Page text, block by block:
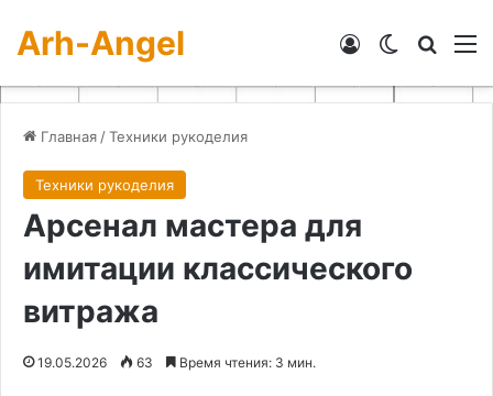
Arh-Angel Switch skin
Войти
Главная /Техники рукоделия
Техники рукоделия
Арсенал мастера для
имитации классического
витража
19.05.2026 63 Время чтения: 3 мин.